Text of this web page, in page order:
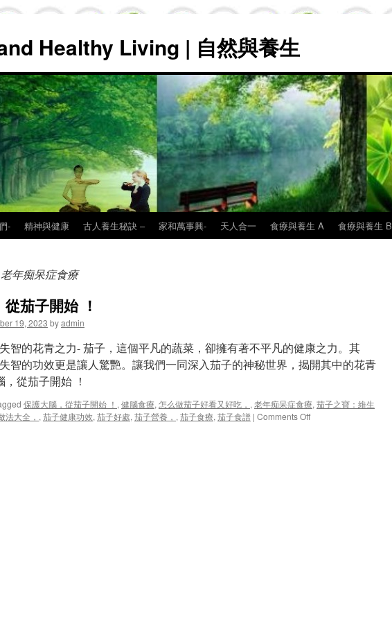
Healthy Living | 自然與養生
- 精神與健康 古人養生秘訣 – 家和萬事興- 天人合一 食療與養生 A 食療與養生 B
老年痴呆症食療
茄子開始 ！
19, 2023 byadmin
智的花青之力- 茄子，這個平凡的蔬菜，卻擁有著不平凡的健康之力。其
智的功效更是讓人驚艷。讓我們一同深入茄子的神秘世界，揭開其中的花青
從茄子開始 ！
保護大腦，從茄子開始 ！ , 健腦食療, 怎么做茄子好看又好吃， , 老年痴呆症食療, 茄子之寶：維生
法大全， , 茄子健康功效, 茄子好處, 茄子營養， , 茄子食療, 茄子食譜 | Comments Offon